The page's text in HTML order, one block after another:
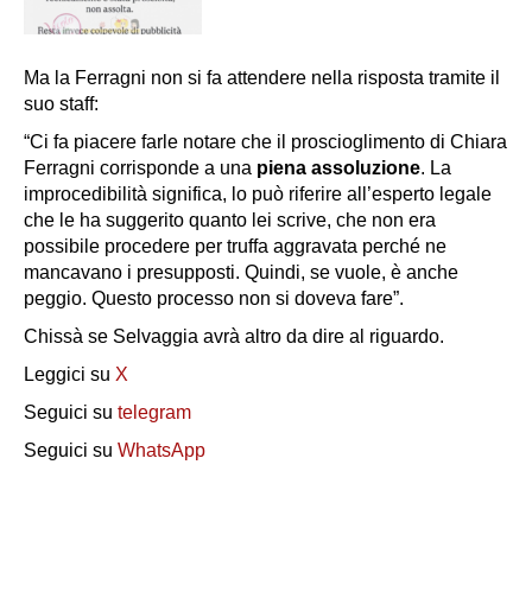
Ma la Ferragni non si fa attendere nella risposta tramite il
suo staff:
“Ci fa piacere farle notare che il proscioglimento di Chiara
Ferragni corrisponde a una piena assoluzione. La
improcedibilità significa, lo può riferire all’esperto legale
che le ha suggerito quanto lei scrive, che non era
possibile procedere per truffa aggravata perché ne
mancavano i presupposti. Quindi, se vuole, è anche
peggio. Questo processo non si doveva fare”.
Chissà se Selvaggia avrà altro da dire al riguardo.
Leggici su X
Seguici su telegram
Seguici su WhatsApp